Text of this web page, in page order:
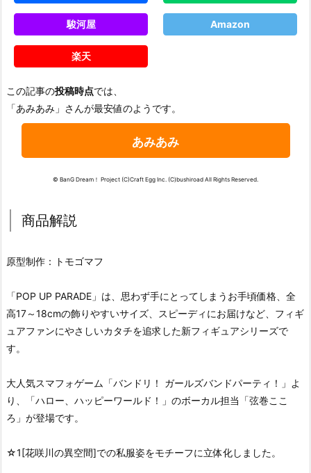
駿河屋 Amazon
楽天
この記事の投稿時点では、
「あみあみ」さんが最安値のようです。
あみあみ
© BanG Dream！ Project (C)Craft Egg Inc. (C)bushiroad All Rights Reserved.
商品解説
原型制作：トモゴマフ
「POP UP PARADE」は、思わず手にとってしまうお手頃価格、全
高17～18cmの飾りやすいサイズ、スピーディにお届けなど、フィギ
ュアファンにやさしいカタチを追求した新フィギュアシリーズで
す。
大人気スマフォゲーム「バンドリ！ ガールズバンドパーティ！」よ
り、「ハロー、ハッピーワールド！」のボーカル担当「弦巻ここ
ろ」が登場です。
☆1[花咲川の異空間]での私服姿をモチーフに立体化しました。